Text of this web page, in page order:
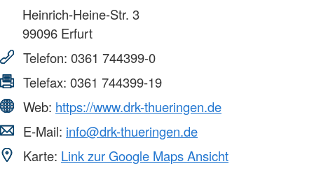
Heinrich-Heine-Str. 3
99096 Erfurt
Telefon: 0361 744399-0
Telefax: 0361 744399-19
Web: https://www.drk-thueringen.de
E-Mail: info@drk-thueringen.de
Karte: Link zur Google Maps Ansicht